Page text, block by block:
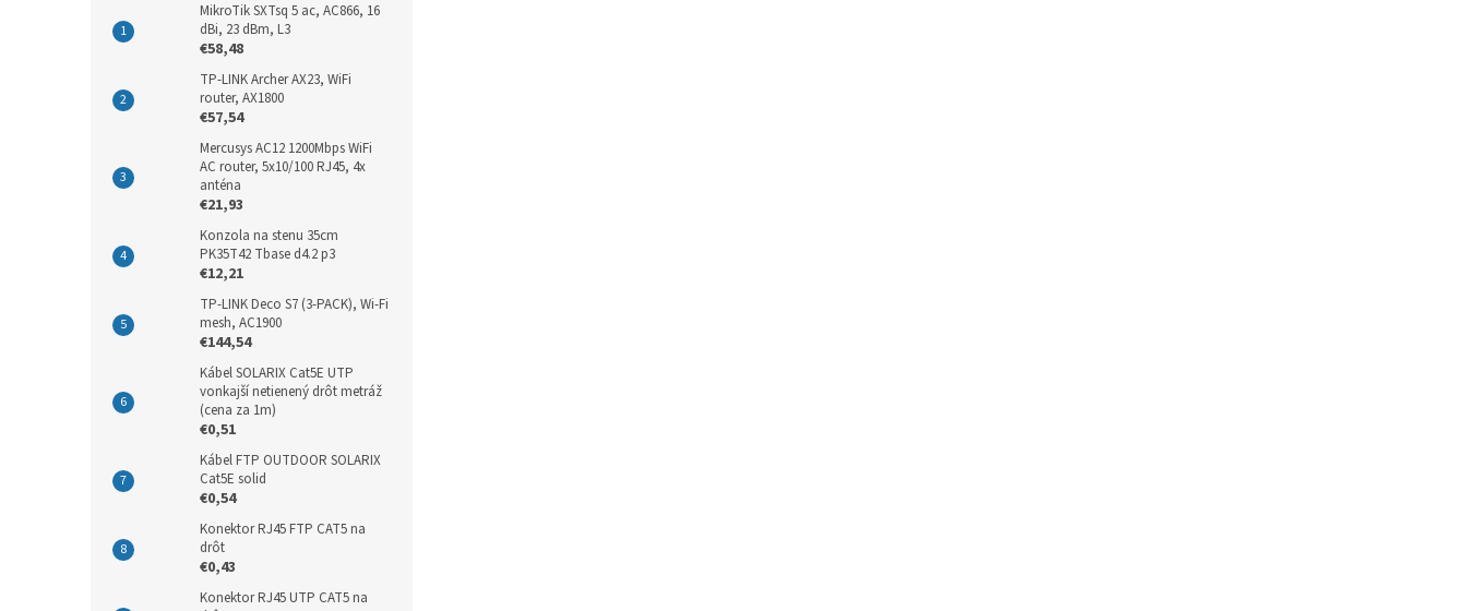
MikroTik SXTsq 5 ac, AC866, 16
dBi, 23 dBm, L3
€58,48
TP-LINK Archer AX23, WiFi
router, AX1800
€57,54
Mercusys AC12 1200Mbps WiFi
AC router, 5x10/100 RJ45, 4x
anténa
€21,93
Konzola na stenu 35cm
PK35T42 Tbase d4.2 p3
€12,21
TP-LINK Deco S7 (3-PACK), Wi-Fi
mesh, AC1900
€144,54
Kábel SOLARIX Cat5E UTP
vonkajší netienený drôt metráž
(cena za 1m)
€0,51
Kábel FTP OUTDOOR SOLARIX
Cat5E solid
€0,54
Konektor RJ45 FTP CAT5 na
drôt
€0,43
Konektor RJ45 UTP CAT5 na